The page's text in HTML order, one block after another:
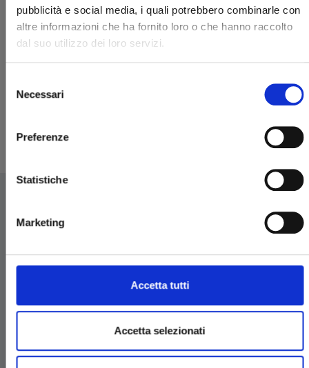
pubblicità e social media, i quali potrebbero combinarle con
altre informazioni che ha fornito loro o che hanno raccolto
dal suo utilizzo dei loro servizi.
delNecessari
Preferenze
Statistiche
Marketing
Accetta tutti
Accetta selezionati
BEYBLADE X n. 1
- 06134 Bosco (Perugia)
P.IVA 03850300546
+39 075 591 8353
- per informazioni
acquistaonline@starcomics.com